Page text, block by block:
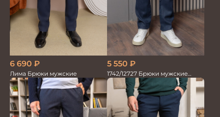
6 690 ₽
Лима Брюки мужские
5 550 ₽
1742/12727 Брюки мужские
100%лён син